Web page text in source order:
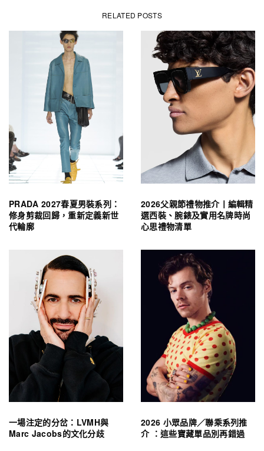
RELATED POSTS
PRADA 2027春夏男裝系列：
修身剪裁回歸，重新定義新世
代輪廓
2026父親節禮物推介丨編輯精
選西裝、腕錶及實用名牌時尚
心思禮物清單
一場注定的分岔：LVMH與
Marc Jacobs的文化分歧
2026 小眾品牌／聯乘系列推
介 ：這些寶藏單品別再錯過